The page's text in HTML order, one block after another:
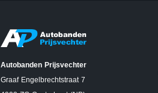
Autobanden Prijsvechter
Graaf Engelbrechtstraat 7